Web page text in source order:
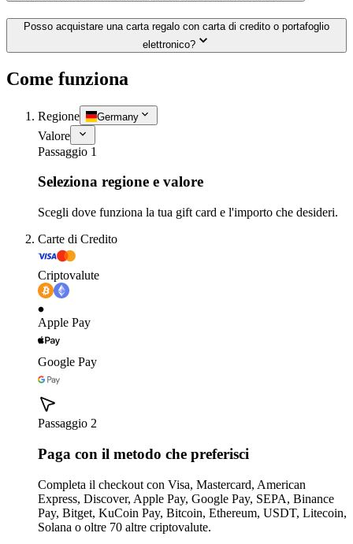
Posso acquistare una carta regalo con carta di credito o portafoglio
elettronico?
Come funziona
Regione Germany
Valore
Passaggio 1
Seleziona regione e valore
Scegli dove funziona la tua gift card e l'importo che desideri.
Carte di Credito
Criptovalute
Apple Pay
Google Pay
Passaggio 2
Paga con il metodo che preferisci
Completa il checkout con Visa, Mastercard, American
Express, Discover, Apple Pay, Google Pay, SEPA, Binance
Pay, Bitget, KuCoin Pay, Bitcoin, Ethereum, USDT, Litecoin,
Solana o oltre 70 altre criptovalute.